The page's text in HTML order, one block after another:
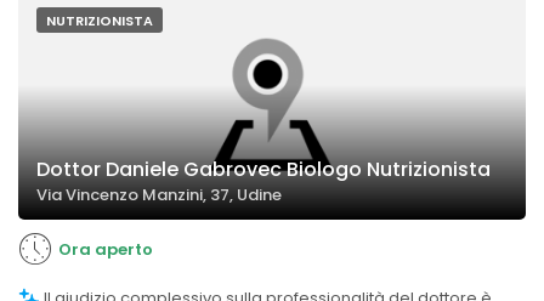
NUTRIZIONISTA
Dottor Daniele Gabrovec Biologo Nutrizionista
Via Vincenzo Manzini, 37, Udine
Ora aperto